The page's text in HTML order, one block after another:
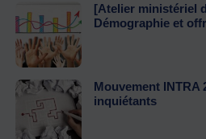
[Atelier ministériel
Démographie et
Mouvement INTRA
inquiétants